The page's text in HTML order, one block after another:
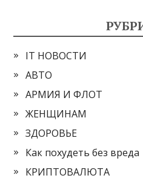
IT НОВОСТИ
АВТО
АРМИЯ И ФЛОТ
ЖЕНЩИНАМ
ЗДОРОВЬЕ
Как похудеть без вреда
КРИПТОВАЛЮТА